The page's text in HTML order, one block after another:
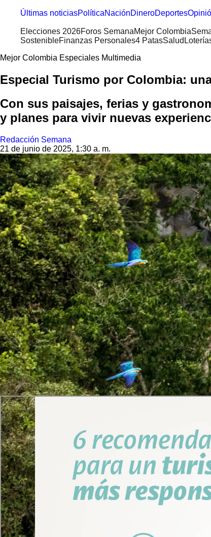
Últimas noticiasPolíticaNaciónDineroDeportes
Elecciones 2026Foros SemanaMejor Colombia
SostenibleFinanzas Personales4 PatasSalud
Mejor Colombia Especiales Multimedia
Especial Turismo por Colombia:
Con sus paisajes, ferias y
y planes para vivir nuevas
Redacción Semana
21 de junio de 2025, 1:30 a. m.